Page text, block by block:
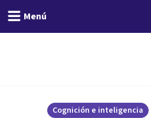
Menú
Cognición e inteligencia